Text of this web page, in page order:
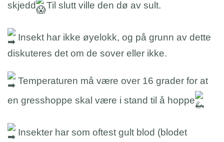
skjedd
Til slutt ville den dø av sult.
Insekt har ikke øyelokk, og på grunn av dette
diskuteres det om de sover eller ikke.
Temperaturen må være over 16 grader for at
en gresshoppe skal være i stand til å hoppe
Insekter har som oftest gult blod (blodet